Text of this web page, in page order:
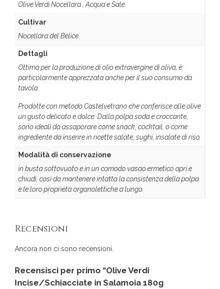
Olive Verdi Nocellara , Acqua e Sale.
Cultivar
Nocellara del Belice
Dettagli
Ottima per la produzione di olio extravergine di oliva, è
particolarmente apprezzata anche per il suo consumo da
tavola.
Prodotte con metodo Castelvetrano che conferisce alle olive
un gusto delicato e dolce. Dalla polpa soda e croccante,
sono ideali da assaporare come snack, cocktail, o come
ingrediente da inserire in ricette salate, sughi, insalate di riso.
Modalità di conservazione
in busta sottovuoto e in un comodo vasao ermetico apri e
chiudi, così da mantenere intatta la consistenza della polpa
e le loro proprietà organolettiche a lungo.
Recensioni
Ancora non ci sono recensioni.
Recensisci per primo “Olive Verdi
Incise/Schiacciate in Salamoia 180g